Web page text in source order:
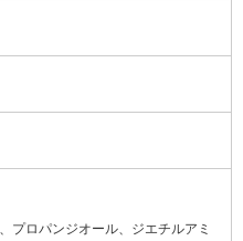
プロパンジオール、ジエチルアミ